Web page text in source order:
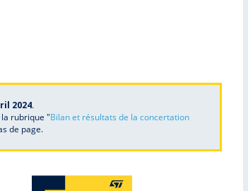
2024.
rubrique "Bilan et résultats de la concertation
de page.